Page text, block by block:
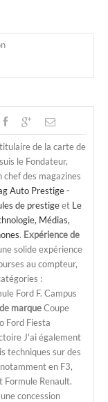
de la carte de
le Fondateur,
des magazines
Auto Prestige -
de prestigeet Le
Médias,
. Expérience de
solide expérience
au compteur,
:
Ford F. Campus
marqueCoupe
Ford Fiesta
J'ai également
techniques sur des
en F3,
Formule Renault.
concession